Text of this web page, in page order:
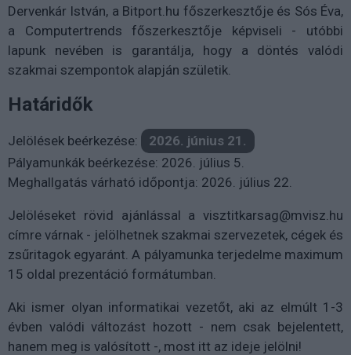
Dervenkár István, a Bitport.hu főszerkesztője és Sós Éva,
a Computertrends főszerkesztője képviseli - utóbbi
lapunk nevében is garantálja, hogy a döntés valódi
szakmai szempontok alapján születik.
Határidők
Jelölések beérkezése:
2026. június 21.
Pályamunkák beérkezése: 2026. július 5.
Meghallgatás várható időpontja: 2026. július 22.
Jelöléseket rövid ajánlással a visztitkarsag@mvisz.hu
címre várnak - jelölhetnek szakmai szervezetek, cégek és
zsűritagok egyaránt. A pályamunka terjedelme maximum
15 oldal prezentáció formátumban.
Aki ismer olyan informatikai vezetőt, aki az elmúlt 1-3
évben valódi változást hozott - nem csak bejelentett,
hanem meg is valósított -, most itt az ideje jelölni!